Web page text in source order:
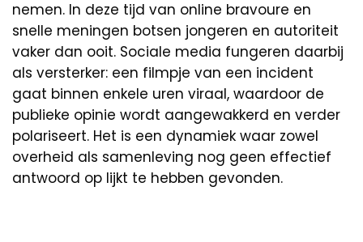
nemen. In deze tijd van online bravoure en
snelle meningen botsen jongeren en autoriteit
vaker dan ooit. Sociale media fungeren daarbij
als versterker: een filmpje van een incident
gaat binnen enkele uren viraal, waardoor de
publieke opinie wordt aangewakkerd en verder
polariseert. Het is een dynamiek waar zowel
overheid als samenleving nog geen effectief
antwoord op lijkt te hebben gevonden.